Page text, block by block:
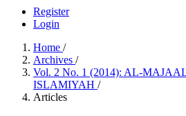
Register
Login
Home /
Archives /
Vol. 2 No. 1 (2014): AL-
ISLAMIYAH /
Articles